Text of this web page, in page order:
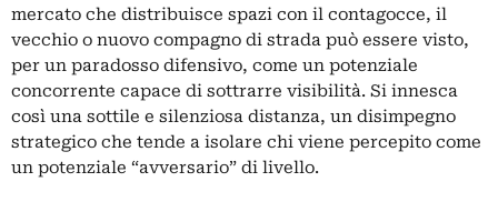
mercato che distribuisce spazi con il contagocce, il
vecchio o nuovo compagno di strada può essere visto,
per un paradosso difensivo, come un potenziale
concorrente capace di sottrarre visibilità. Si innesca
così una sottile e silenziosa distanza, un disimpegno
strategico che tende a isolare chi viene percepito come
un potenziale “avversario” di livello.